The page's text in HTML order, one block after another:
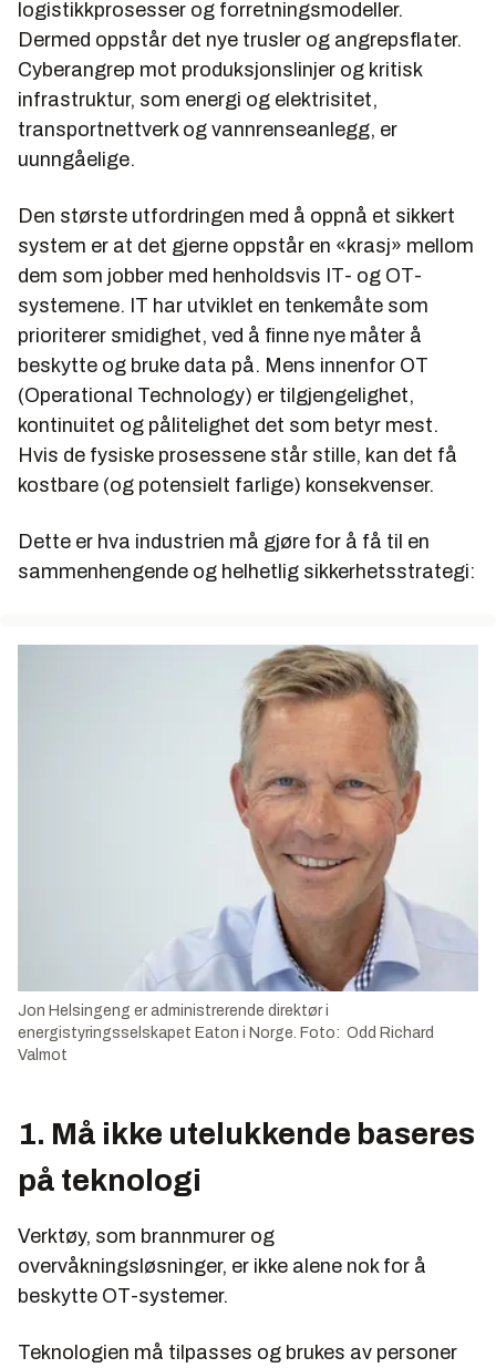
logistikkprosesser og forretningsmodeller.
Dermed oppstår det nye trusler og angrepsflater.
Cyberangrep mot produksjonslinjer og kritisk
infrastruktur, som energi og elektrisitet,
transportnettverk og vannrenseanlegg, er
uunngåelige.
Den største utfordringen med å oppnå et sikkert
system er at det gjerne oppstår en «krasj» mellom
dem som jobber med henholdsvis IT- og OT-
systemene. IT har utviklet en tenkemåte som
prioriterer smidighet, ved å finne nye måter å
beskytte og bruke data på. Mens innenfor OT
(Operational Technology) er tilgjengelighet,
kontinuitet og pålitelighet det som betyr mest.
Hvis de fysiske prosessene står stille, kan det få
kostbare (og potensielt farlige) konsekvenser.
Dette er hva industrien må gjøre for å få til en
sammenhengende og helhetlig sikkerhetsstrategi:
Jon Helsingeng er administrerende direktør i
energistyringsselskapet Eaton i Norge. Foto: Odd Richard
Valmot
1. Må ikke utelukkende baseres
på teknologi
Verktøy, som brannmurer og
overvåkningsløsninger, er ikke alene nok for å
beskytte OT-systemer.
Teknologien må tilpasses og brukes av personer